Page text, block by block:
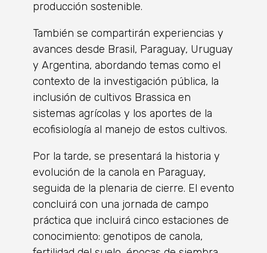
producción sostenible.
También se compartirán experiencias y
avances desde Brasil, Paraguay, Uruguay
y Argentina, abordando temas como el
contexto de la investigación pública, la
inclusión de cultivos Brassica en
sistemas agrícolas y los aportes de la
ecofisiología al manejo de estos cultivos.
Por la tarde, se presentará la historia y
evolución de la canola en Paraguay,
seguida de la plenaria de cierre. El evento
concluirá con una jornada de campo
práctica que incluirá cinco estaciones de
conocimiento: genotipos de canola,